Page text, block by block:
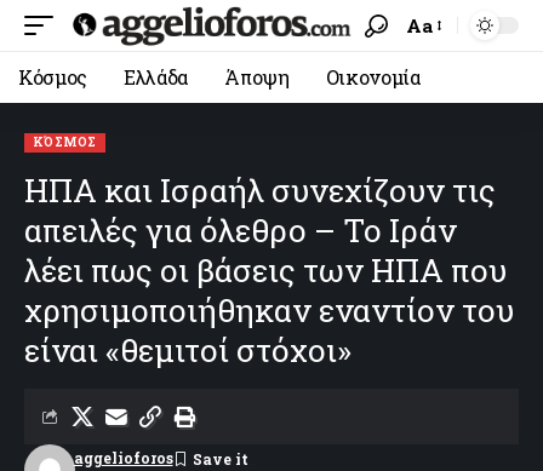
Aa
Κόσμος Ελλάδα Άποψη Οικονομία
ΚΌΣΜΟΣ
ΗΠΑ και Ισραήλ συνεχίζουν τις
απειλές για όλεθρο – Το Ιράν
λέει πως οι βάσεις των ΗΠΑ που
χρησιμοποιήθηκαν εναντίον του
είναι «θεμιτοί στόχοι»
aggelioforos